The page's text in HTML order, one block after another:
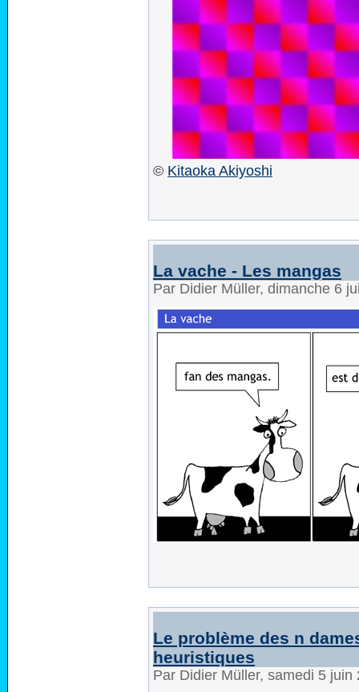
© Kitaoka Akiyoshi
La vache - Les mangas
Par Didier Müller, dimanche 6
Le problème des n
heuristiques
Par Didier Müller, samedi 5